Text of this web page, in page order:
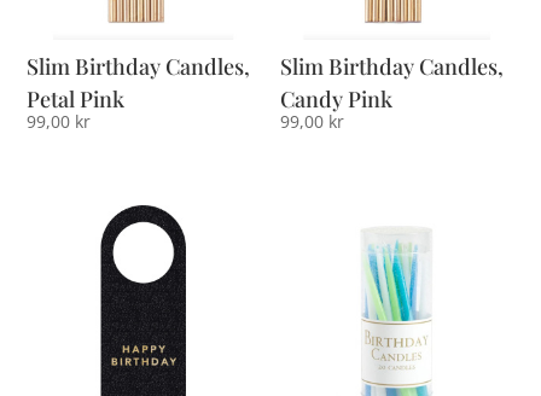
Slim Birthday Candles,
Petal Pink
99,00 kr
Slim Birthday Candles,
Candy Pink
99,00 kr